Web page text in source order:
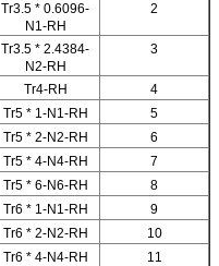
2
Tr3.5 * 0.6096-
N1-RH
3
Tr3.5 * 2.4384-
N2-RH
4
Tr4-RH
5
Tr5 * 1-N1-RH
6
Tr5 * 2-N2-RH
7
Tr5 * 4-N4-RH
8
Tr5 * 6-N6-RH
9
Tr6 * 1-N1-RH
10
Tr6 * 2-N2-RH
11
Tr6 * 4-N4-RH